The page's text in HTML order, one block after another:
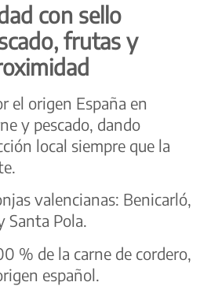
con sello
frutas y
el origen España en
y pescado, dando
local siempre que la
valencianas: Benicarló,
Santa Pola.
% de la carne de cordero,
español.